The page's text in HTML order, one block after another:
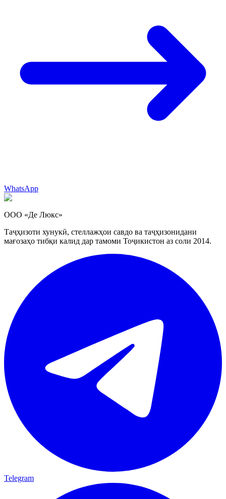
WhatsApp
ООО «Де Люкс»
Таҷҳизоти хунукӣ, стеллажҳои савдо ва таҷҳизонидани
мағозаҳо тибқи калид дар тамоми Тоҷикистон аз соли 2014.
Telegram